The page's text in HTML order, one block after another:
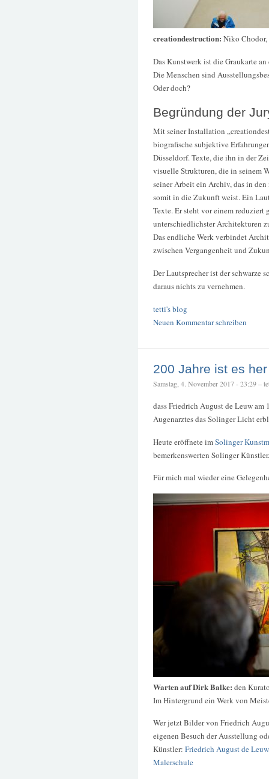
creationdestruction: Niko
Das Kunstwerk ist die Graukarte an
Die Menschen sind
Oder doch?
Begründung der
Mit seiner Installation
biografische subjektive
Düsseldorf. Texte, die ihn in der
visuelle Strukturen, die in seinem
seiner Arbeit ein Archiv, das in
somit in die Zukunft weist. Ein
Texte. Er steht vor einem reduziert
unterschiedlichster Architekturen
Das endliche Werk verbindet
zwischen Vergangenheit und
Der Lautsprecher ist der schwarze
daraus nichts zu vernehmen.
tetti's blog
Neuen Kommentar schreiben
200 Jahre ist es her
Samstag, 4. November 2017 - 23:29 –
dass Friedrich August de Leuw
Augenarztes das Solinger Licht
Heute eröffnete imSolinger
bemerkenswerten Solinger Künstler.
Für mich mal wieder eine
Warten auf Dirk Balke: den
Im Hintergrund ein Werk von
Wer jetzt Bilder von Friedrich
eigenen Besuch der Ausstellung
Künstler: Friedrich August de
Malerschule